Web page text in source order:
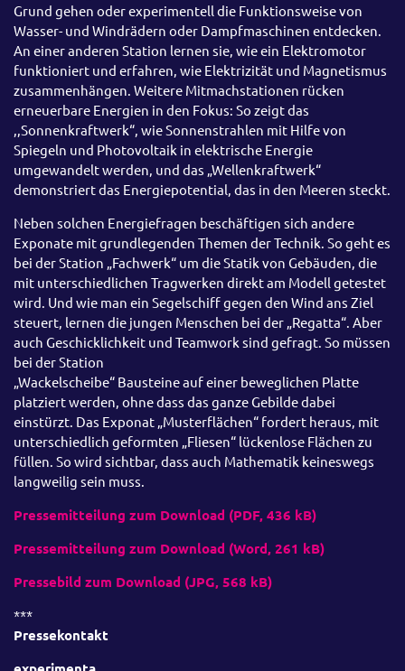
Grund gehen oder experimentell die Funktionsweise von
Wasser- und Windrädern oder Dampfmaschinen entdecken.
An einer anderen Station lernen sie, wie ein Elektromotor
funktioniert und erfahren, wie Elektrizität und Magnetismus
zusammenhängen. Weitere Mitmachstationen rücken
erneuerbare Energien in den Fokus: So zeigt das
,,Sonnenkraftwerk“, wie Sonnenstrahlen mit Hilfe von
Spiegeln und Photovoltaik in elektrische Energie
umgewandelt werden, und das „Wellenkraftwerk“
demonstriert das Energiepotential, das in den Meeren steckt.
Neben solchen Energiefragen beschäftigen sich andere
Exponate mit grundlegenden Themen der Technik. So geht es
bei der Station „Fachwerk“ um die Statik von Gebäuden, die
mit unterschiedlichen Tragwerken direkt am Modell getestet
wird. Und wie man ein Segelschiff gegen den Wind ans Ziel
steuert, lernen die jungen Menschen bei der „Regatta“. Aber
auch Geschicklichkeit und Teamwork sind gefragt. So müssen
bei der Station
„Wackelscheibe“ Bausteine auf einer beweglichen Platte
platziert werden, ohne dass das ganze Gebilde dabei
einstürzt. Das Exponat „Musterflächen“ fordert heraus, mit
unterschiedlich geformten „Fliesen“ lückenlose Flächen zu
füllen. So wird sichtbar, dass auch Mathematik keineswegs
langweilig sein muss.
Pressemitteilung zum Download (PDF, 436 kB)
Pressemitteilung zum Download (Word, 261 kB)
Pressebild zum Download (JPG, 568 kB)
***
Pressekontakt